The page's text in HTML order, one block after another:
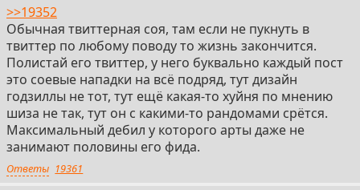
>>19352
Обычная твиттерная соя, там если не пукнуть в
твиттер по любому поводу то жизнь закончится.
Полистай его твиттер, у него буквально каждый пост
это соевые нападки на всё подряд, тут дизайн
годзиллы не тот, тут ещё какая-то хуйня по мнению
шиза не так, тут он с какими-то рандомами срётся.
Максимальный дебил у которого арты даже не
занимают половины его фида.
Ответы 19361